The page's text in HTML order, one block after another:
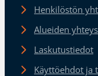
Henkilöstön
Alueiden
Laskutustiedot
Käyttöehdot ja